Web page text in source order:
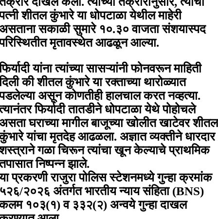
शीतल कुंभारे या धोपटाळा येथील माहेरी
सकाळी सुमारे १०.३० वाजता संशयास्पद
मृतावस्थेत आढळून आल्या.
यांना त्यांच्या सासऱ्यांनी फोनवरून माहिती
की शीतल कुंभारे या रक्ताच्या थारोळ्यात
असून कोणतीही हालचाल करत नव्हत्या.
फिर्यादी तातडीने धोपटाळा येथे पोहोचले
घराच्या मागील बाजूच्या खोलीत खाटेवर शीतल
यांचा मृतदेह आढळला. अज्ञात व्यक्तीने धारदार
गळा चिरून त्यांचा खून केल्याचे प्राथमिक
निष्पन्न झाले.
प्रकरणी राजुरा पोलिस स्टेशनमध्ये गुन्हा क्रमांक
२०२६ अंतर्गत भारतीय न्याय संहिता (BNS)
१०३(१) व ३३२(२) अन्वये गुन्हा दाखल